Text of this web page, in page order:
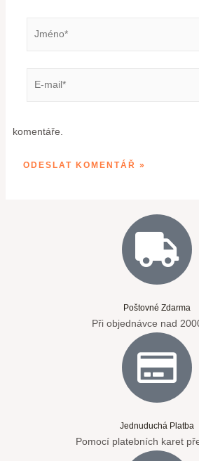
komentáře.
Poštovné Zdarma
Při objednávce nad
Jednuduchá Platba
Pomocí platebních karet